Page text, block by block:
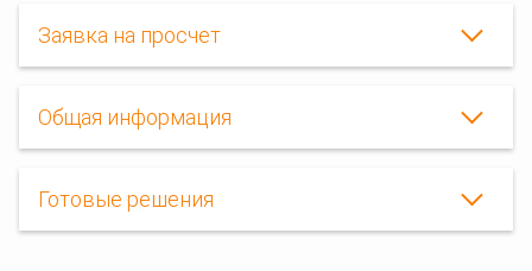
Заявка на просчет
Общая информация
Готовые решения